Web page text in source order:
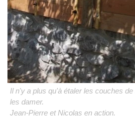
Il n'y a plus qu'à étaler les couches de
les damer.
Jean-Pierre et Nicolas en action.